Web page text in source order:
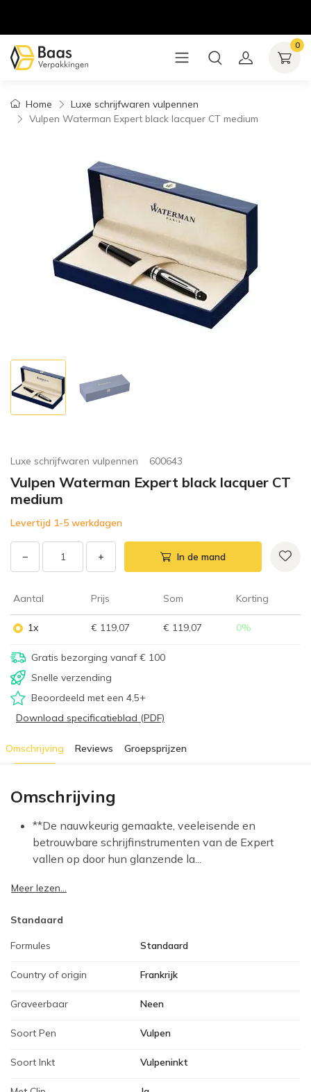
0
Home
Luxe schrijfwaren vulpennen
Vulpen Waterman Expert black lacquer CT medium
Luxe schrijfwaren vulpennen 600643
Vulpen Waterman Expert black lacquer CT
medium
Levertijd 1-5 werkdagen
− + In de mand
Aantal Prijs Som Korting
1x € 119,07 € 119,07 0%
Gratis bezorging vanaf € 100
Snelle verzending
Beoordeeld met een 4,5+
Download specificatieblad (PDF)
Omschrijving Reviews Groepsprijzen
Omschrijving
**De nauwkeurig gemaakte, veeleisende en
betrouwbare schrijfinstrumenten van de Expert
vallen op door hun glanzende la...
Meer lezen...
Standaard
Formules Standaard
Country of origin Frankrijk
Graveerbaar Neen
Soort Pen Vulpen
Soort Inkt Vulpeninkt